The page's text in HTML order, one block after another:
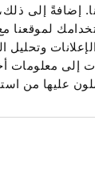
إضافةً إلى
لموقعنا
وتحليل
إلى معلومات
عليها من